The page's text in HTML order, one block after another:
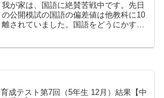
我が家は、国語に絶賛苦戦中です。先日
の公開模試の国語の偏差値は他教科に10
離されていました。国語をどうにかすべ
育成テスト第7回（5年生 12月）結果【中